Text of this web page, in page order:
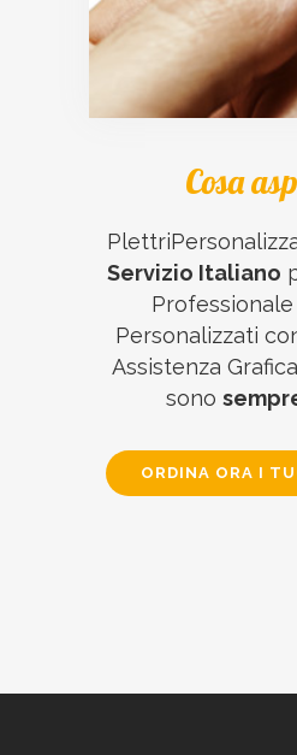
Cosa
Servizio Italiano
Personalizzati
Assistenza
sono
ORDINA ORA I